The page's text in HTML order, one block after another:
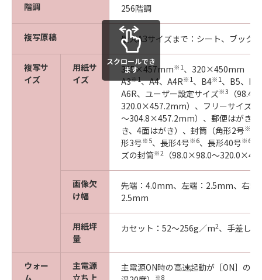
階調 256階調
複写原稿 最大A3サイズまで：シート、ブック
複写サ
イズ
用紙サ
イズ
305×457mm※1 、320×450mm（
A3※1、A4、A4R※1 、B4※1 、B5、
A6R、ユーザー設定サイズ※3
（
320.0×457.2mm）、フリーサイズ
～304.8×457.2mm）、郵便はがき（
き、4面はがき）、封筒（角形2号※4
形3号※5、長形4号※6、長形40号※6
ズの封筒※2 （98.0×98.0～
画像欠
け幅
先端：4.0mm、左端：2.5mm、右端
2.5mm
用紙坪
量
カセット：52～256g／m2、手差し
ウォー
ム
主電源
立ち上
主電源ON時の高速起動が［ON］の
※8
スクロールでき
ます